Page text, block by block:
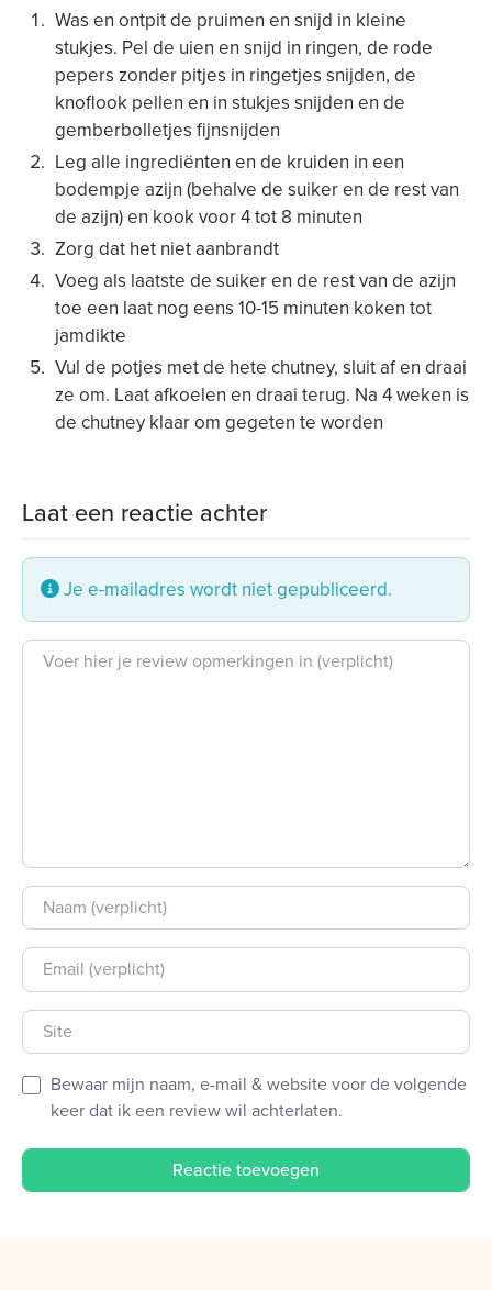
Was en ontpit de pruimen en snijd in kleine
stukjes. Pel de uien en snijd in ringen, de rode
pepers zonder pitjes in ringetjes snijden, de
knoflook pellen en in stukjes snijden en de
gemberbolletjes fijnsnijden
Leg alle ingrediënten en de kruiden in een
bodempje azijn (behalve de suiker en de rest van
de azijn) en kook voor 4 tot 8 minuten
Zorg dat het niet aanbrandt
Voeg als laatste de suiker en de rest van de azijn
toe een laat nog eens 10-15 minuten koken tot
jamdikte
Vul de potjes met de hete chutney, sluit af en draai
ze om. Laat afkoelen en draai terug. Na 4 weken is
de chutney klaar om gegeten te worden
Laat een reactie achter
Je e-mailadres wordt niet gepubliceerd.
Beoordeling tekst
Naam
E-mail
Site
Bewaar mijn naam, e-mail & website voor de volgende
keer dat ik een review wil achterlaten.